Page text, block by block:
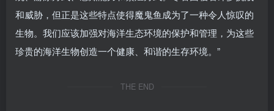
和威胁，但正是这些特点使得魔鬼鱼成为了一种令人惊叹的
生物。我们应该加强对海洋生态环境的保护和管理，为这些
珍贵的海洋生物创造一个健康、和谐的生存环境。”
THE END